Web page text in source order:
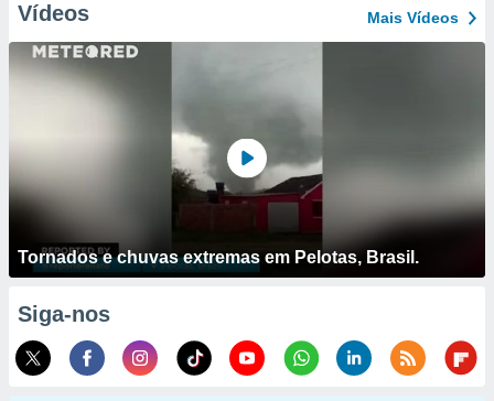
Vídeos Mais Vídeos
Tornados e chuvas extremas em Pelotas, Brasil.
Siga-nos